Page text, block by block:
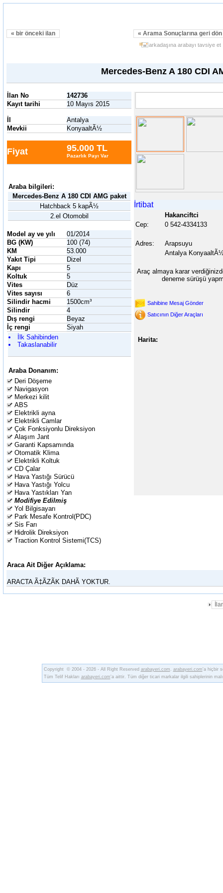
« bir önceki ilan « Arama Sonuçlarına geri dön
arkadaşına arabayı tavsiye et
Mercedes-Benz A 180 CDI
İlan No
142736
Kayıt tarihi
10 Mayıs 2015
Antalya
Mevkii
KonyaaltÃ½
Fiyat 95.000 TL
Pazarlık Payı Var
Araba bilgileri:
Mercedes-Benz A 180 CDI AMG paket
Hatchback 5 kapÃ½
2.el Otomobil
Model ay ve yılı
01/2014
BG (KW)
100 (74)
KM
53.000
Yakıt Tipi
Dizel
Kapı
5
Koltuk
5
Vites
Düz
Vites sayısı
6
Silindir hacmi
1500cm³
Silindir
4
Dış rengi
Beyaz
İç rengi
Siyah
İlk Sahibinden
Takaslanabilir
Araba Donanım:
Deri Döşeme
Navigasyon
Merkezi kilit
ABS
Elektrikli ayna
Elektrikli Camlar
Çok Fonksiyonlu Direksiyon
Alaşım Jant
Garanti Kapsamında
Otomatik Klima
Elektrikli Koltuk
CD Çalar
Hava Yastığı Sürücü
Hava Yastığı Yolcu
Hava Yastıkları Yan
Modifiye Edilmiş
Yol Bilgisayarı
Park Mesafe Kontrol(PDC)
Sis Farı
Hidrolik Direksiyon
Traction Kontrol Sistemi(TCS)
İrtibat
Hakanciftci
Cep:
0 542-4334133
Adres:
Arapsuyu
Antalya
Araç almaya karar
deneme sürüşü
Sahibine Mesaj Gönder
Satıcının Diğer Araçları
Harita:
Araca Ait Diğer Açıklama:
ARACTA Ã‡ÃZÃK DAHÃ YOKTUR.
Copyright © 2004 - 2026 - All Right Reserved arabayeri.com . arabayeri.com'a hiçbir
Tüm Telif Hakları arabayeri.com'a aittir. Tüm diğer ticari markalar ilgili sahiplerinin